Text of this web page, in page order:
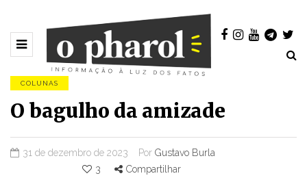
COLUNAS
O bagulho da amizade
31 de dezembro de 2023 Por Gustavo Burla
3
Compartilhar